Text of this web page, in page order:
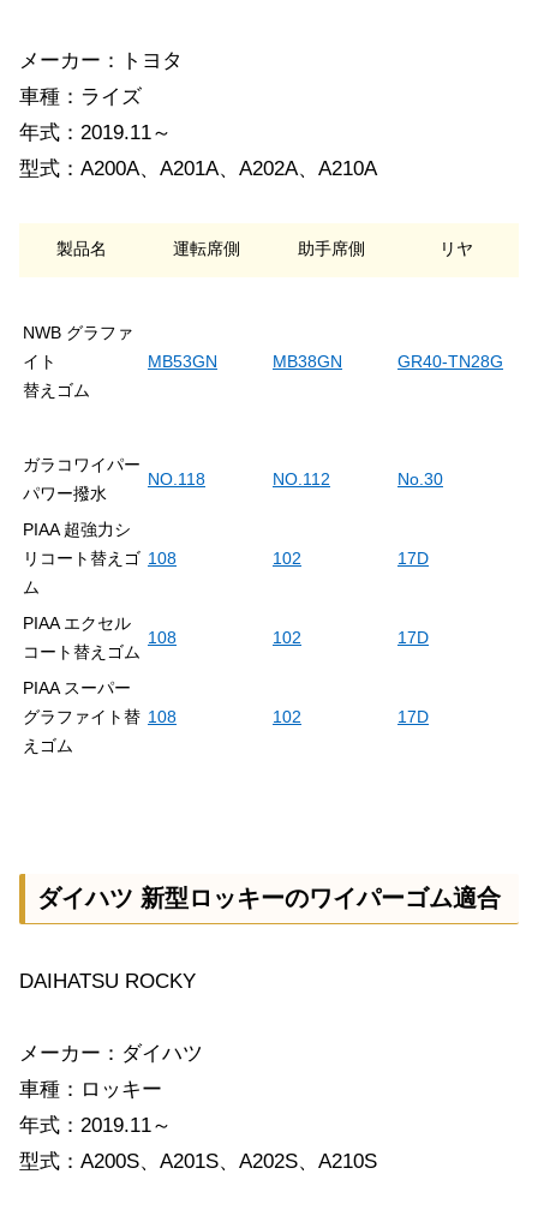
メーカー：トヨタ
車種：ライズ
年式：2019.11～
型式：A200A、A201A、A202A、A210A
製品名 運転席側 助手席側 リヤ
NWB グラファ
イト
替えゴム
MB53GN MB38GN GR40-TN28G
ガラコワイパー
パワー撥水
NO.118 NO.112 No.30
PIAA 超強力シ
リコート替えゴ
ム
108 102 17D
PIAA エクセル
コート替えゴム
108 102 17D
PIAA スーパー
グラファイト替
えゴム
108 102 17D
ダイハツ 新型ロッキーのワイパーゴム適合
DAIHATSU ROCKY
メーカー：ダイハツ
車種：ロッキー
年式：2019.11～
型式：A200S、A201S、A202S、A210S